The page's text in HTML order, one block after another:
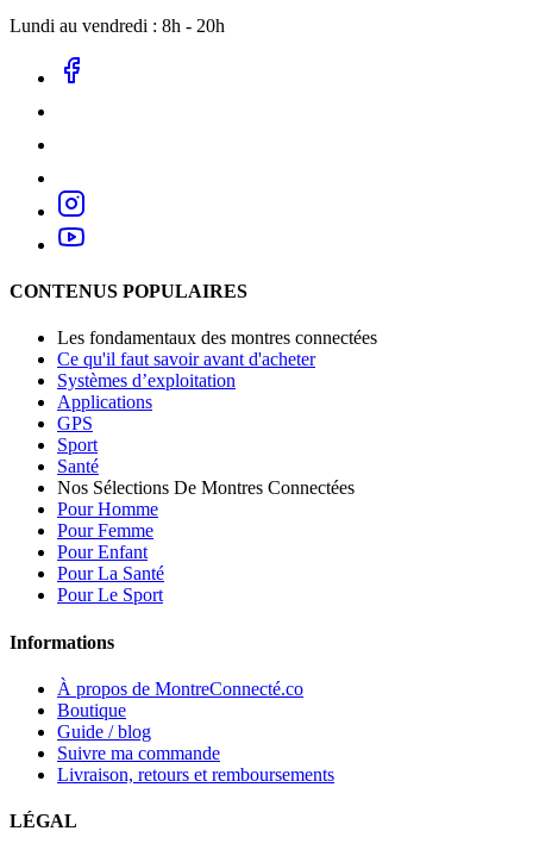
Lundi au vendredi : 8h - 20h
CONTENUS POPULAIRES
Les fondamentaux des montres connectées
Ce qu'il faut savoir avant d'acheter
Systèmes d’exploitation
Applications
GPS
Sport
Santé
Nos Sélections De Montres Connectées
Pour Homme
Pour Femme
Pour Enfant
Pour La Santé
Pour Le Sport
Informations
À propos de MontreConnecté.co
Boutique
Guide / blog
Suivre ma commande
Livraison, retours et remboursements
LÉGAL